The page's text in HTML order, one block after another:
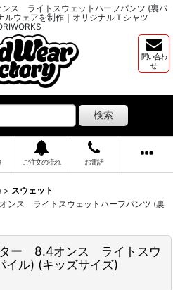
ス ライトスウェットハーフパンツ (裏パ
ルウェアを制作｜オリジナルＴシャツ
問い合わ
せ
検索
ご注文の流れ お電話
> スウェット
ンス ライトスウェットハーフパンツ (裏
ター 8.4オンス ライトスウ
イル) (キッズサイズ)